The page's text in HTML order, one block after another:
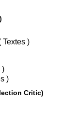
/ Avr 2002 ( Textes )
)
)
Humanoïdes Associés - Collection Critic)